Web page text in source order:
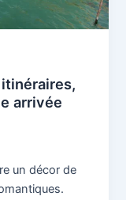
arrivée
un décor de